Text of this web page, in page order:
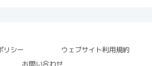
リシー
ウェブサイト利用規約
お問い合わせ